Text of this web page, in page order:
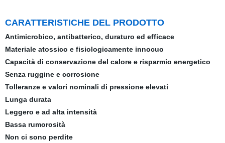
CARATTERISTICHE DEL PRODOTTO
Antimicrobico, antibatterico, duraturo ed efficace
Materiale atossico e fisiologicamente innocuo
Capacità di conservazione del calore e risparmio energetico
Senza ruggine e corrosione
Tolleranze e valori nominali di pressione elevati
Lunga durata
Leggero e ad alta intensità
Bassa rumorosità
Non ci sono perdite